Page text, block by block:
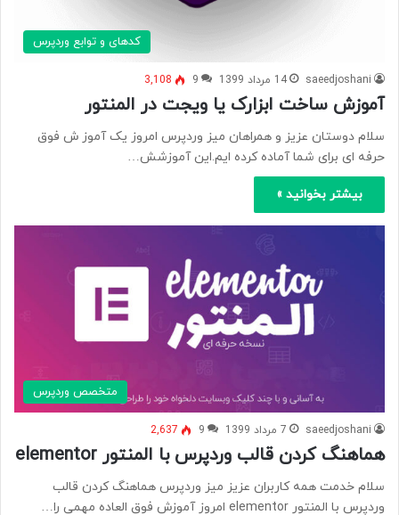
کدهای و توابع وردپرس
saeedjoshani 14 مرداد 1399 9
3,108
آموزش ساخت ابزارک یا ویجت در المنتور
سلام دوستان عزیز و همراهان میز وردپرس امروز یک آموز ش فوق
حرفه ای برای شما آماده کرده ایم.این آموزشش…
بیشتر بخوانید »
متخصص وردپرس
saeedjoshani 7 مرداد 1399 9
2,637
هماهنگ کردن قالب وردپرس با المنتور elementor
سلام خدمت همه کاربران عزیز میز وردپرس هماهنگ کردن قالب
وردپرس با المنتور elementor امروز آموزش فوق العاده مهمی را…